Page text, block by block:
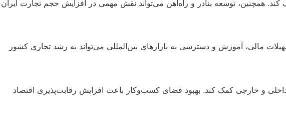
همچنین، توسعه بنادر و راه‌آهن می‌تواند نقش مهمی در افزایش حجم تجارت ایران
مالی، آموزش و دسترسی به بازارهای بین‌المللی می‌تواند به رشد تجاری کشور
و خارجی کمک کند. بهبود فضای کسب‌وکار باعث افزایش رقابت‌پذیری اقتصاد